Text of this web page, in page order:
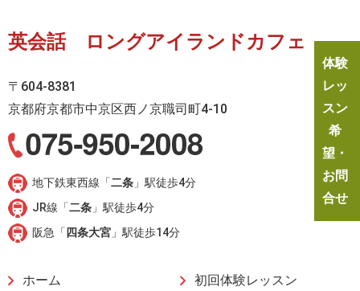
英会話 ロングアイランドカフェ
〒604-8381
京都府京都市中京区西ノ京職司町4-10
地下鉄東西線「二条 」駅徒歩4分
JR線「二条 」駅徒歩4分
阪急「 四条大宮 」駅徒歩14分
ホーム 初回体験レッスン
体験
レッ
スン
希
望・
お問
合せ